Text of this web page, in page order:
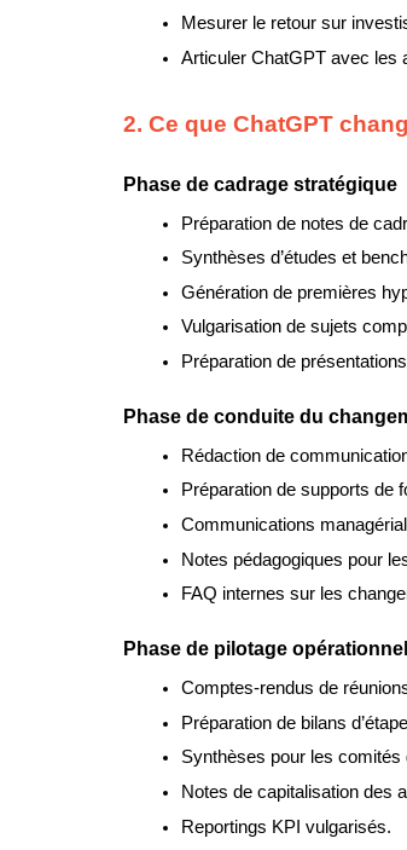
Mesurer le retour sur
Articuler ChatGPT avec les
2. Ce que ChatGPT
Phase de cadrage stratégique
Préparation de notes de
Synthèses d’études et
Génération de premières
Vulgarisation de sujets
Préparation de
Phase de conduite du
Rédaction de
Préparation de supports de
Communications
Notes pédagogiques pour
FAQ internes sur les
Phase de pilotage opérationnel
Comptes-rendus de
Préparation de bilans
Synthèses pour les comités
Notes de capitalisation des
Reportings KPI vulgarisés.